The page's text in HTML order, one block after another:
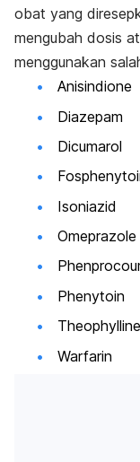
obat yang
mengubah dosis
menggunakan
Anisindione
Diazepam
Dicumarol
Isoniazid
Omeprazole
Phenytoin
Theophylline
Warfarin